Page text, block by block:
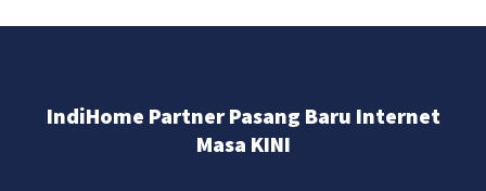
IndiHome Partner Pasang Baru Internet
Masa KINI